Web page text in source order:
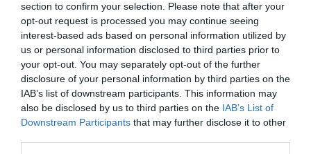
section to confirm your selection. Please note that after your
opt-out request is processed you may continue seeing
interest-based ads based on personal information utilized by
us or personal information disclosed to third parties prior to
your opt-out. You may separately opt-out of the further
disclosure of your personal information by third parties on the
IAB’s list of downstream participants. This information may
also be disclosed by us to third parties on the IAB’s List of
Downstream Participants that may further disclose it to other
GSI: Στο έργο διασύνδεσης Ελλάδας-Κύπρου η
Meridiam
ΕΛ.Α.Σ Να μην πανηγυρίζει η κυβέρνηση για έργο
που έχει παγώσει εδώ και έναν χρόνο – Πότε θα
ολοκληρωθεί το έργο του καλωδίου;
Παναθηναϊκός – ΤΣΣΚΑ 1948 LIVE: Η τηλεοπτική
μετάδοση του αγώνα (ΣΚΑΪ)